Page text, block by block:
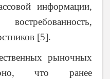
информации,
[5].
рыночных
что ранее